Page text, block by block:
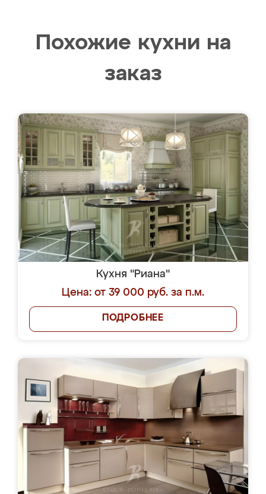
Похожие кухни на
заказ
Кухня "Риана"
Цена: от 39 000 руб. за п.м.
ПОДРОБНЕЕ